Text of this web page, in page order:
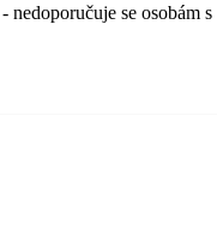
se osobám